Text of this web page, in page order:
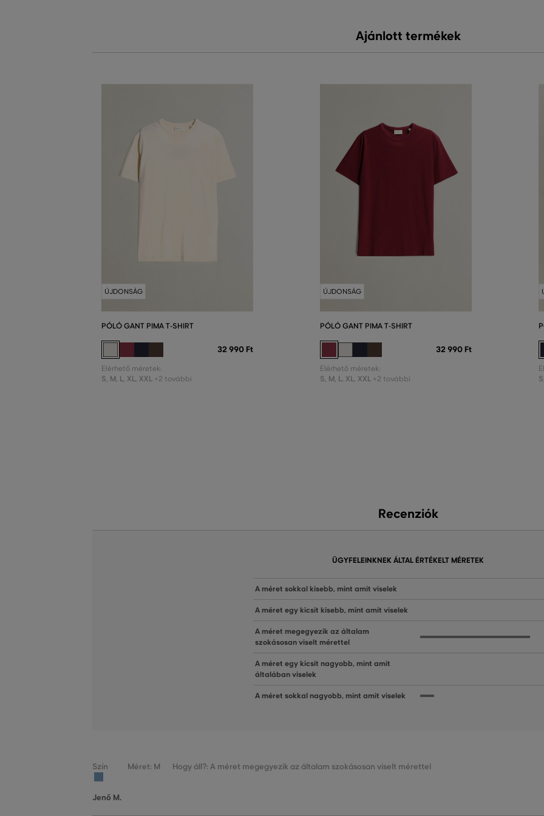
Ajánlott termékek
ÚJDONSÁG
PÓLÓ GANT PIMA T-SHIRT
32 990 Ft
Elérhető méretek:
S, M, L, XL, XXL +2 további
ÚJDONSÁG
PÓLÓ GANT PIMA T-SHIRT
32 990 Ft
Elérhető méretek:
S, M, L, XL, XXL +2 további S
Recenziók
ÜGYFELEINKNEK ÁLTAL ÉRTÉKELT MÉRETEK
A méret sokkal kisebb, mint amit viselek
A méret egy kicsit kisebb, mint amit viselek
A méret megegyezik az általam
szokásosan viselt mérettel
A méret egy kicsit nagyobb, mint amit
általában viselek
A méret sokkal nagyobb, mint amit viselek
Szín Méret: M Hogy áll?: A méret megegyezik az általam szokásosan viselt mérettel
Jenő M.